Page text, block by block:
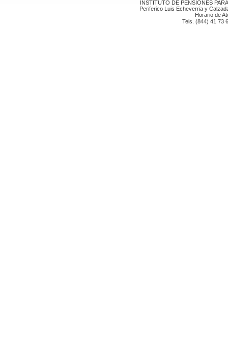
INSTITUTO DE PENSIONES
Periferico Luis Echeverria y
Horario de
Tels. (844) 41 73